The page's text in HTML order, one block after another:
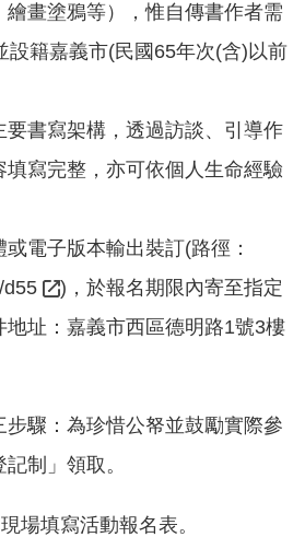
繪畫塗鴉等），惟自傳書作者需
設籍嘉義市(民國65年次(含)以前
要書寫架構，透過訪談、引導作
填寫完整，亦可依個人生命經驗
電子版本輸出裝訂(路徑：
d55
)，於報名期限內寄至指定
地址：嘉義市西區德明路1號3樓
步驟：為珍惜公帑並鼓勵實際參
制」領取。
場填寫活動報名表。